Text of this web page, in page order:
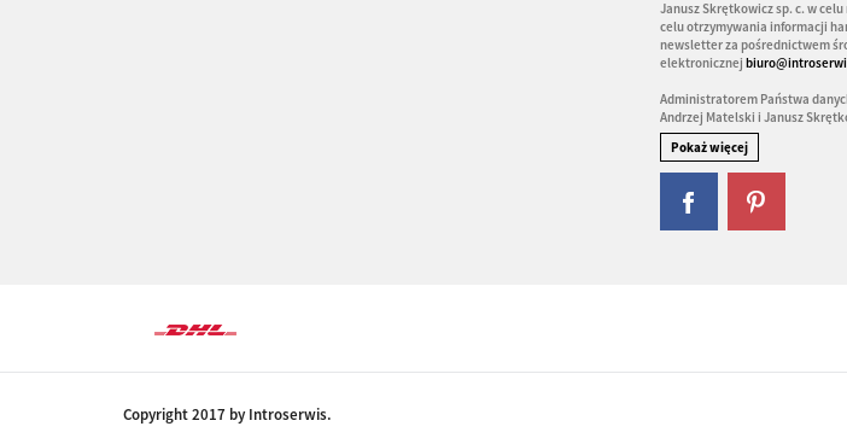
Janusz Skrętkowicz sp. c. w
celu otrzymywania informacji
newsletter za pośrednictwem
elektronicznej
Administratorem Państwa
Andrzej Matelski i Janusz
Copyright 2017 by Introserwis.